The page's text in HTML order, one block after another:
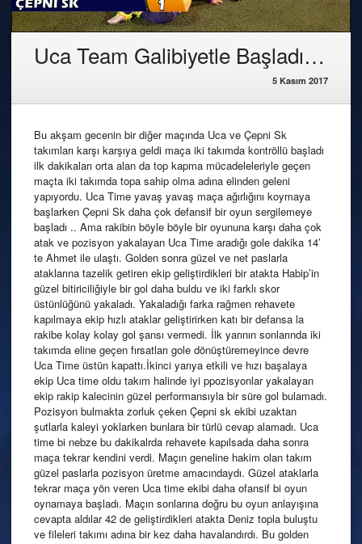
Uca Team Galibiyetle Başladı…
5 Kasım 2017
Bu akşam gecenin bir diğer maçında Uca ve Çepni Sk
takımları karşı karşıya geldi maça iki takımda kontröllü başladı
ilk dakikaları orta alan da top kapma mücadeleleriyle geçen
maçta iki takımda topa sahip olma adına elinden geleni
yapıyordu. Uca Time yavaş yavaş maça ağırlığını koymaya
başlarken Çepni Sk daha çok defansif bir oyun sergilemeye
başladı .. Ama rakibin böyle böyle bir oyununa karşı daha çok
atak ve pozisyon yakalayan Uca Time aradığı gole dakika 14′
te Ahmet ile ulaştı. Golden sonra güzel ve net paslarla
ataklarına tazelik getiren ekip geliştirdikleri bir atakta Habip’in
güzel bitiriciliğiyle bir gol daha buldu ve iki farklı skor
üstünlüğünü yakaladı. Yakaladığı farka rağmen rehavete
kapılmaya ekip hızlı ataklar geliştirirken katı bir defansa la
rakibe kolay kolay gol şansı vermedi. İlk yarının sonlarında iki
takımda eline geçen fırsatları gole dönüştüremeyince devre
Uca Time üstün kapattı.İkinci yarıya etkili ve hızı başalaya
ekip Uca time oldu takım halinde iyi ppozisyonlar yakalayan
ekip rakip kalecinin güzel performansıyla bir süre gol bulamadı.
Pozisyon bulmakta zorluk çeken Çepni sk ekibi uzaktan
şutlarla kaleyi yoklarken bunlara bir türlü cevap alamadı. Uca
time bi nebze bu dakikalrda rehavete kapılsada daha sonra
maça tekrar kendini verdi. Maçın geneline hakim olan takım
güzel paslarla pozisyon üretme amacındaydı. Güzel ataklarla
tekrar maça yön veren Uca time ekibi daha ofansif bi oyun
oynamaya başladı. Maçın sonlarına doğru bu oyun anlayışına
cevapta aldılar 42 de geliştirdikleri atakta Deniz topla buluştu
ve fileleri takımı adına bir kez daha havalandırdı. Bu golden